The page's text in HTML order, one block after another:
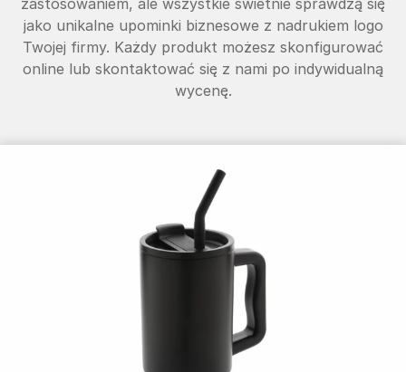
jako unikalne upominki biznesowe z nadrukiem logo
Twojej firmy. Każdy produkt możesz skonfigurować
online lub skontaktować się z nami po indywidualną
wycenę.